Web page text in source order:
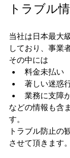
トラブル
当社は日本最大
しており、事業
その中には
料金未払い
著しい迷惑
業務に支障
などの情報も含
す。
トラブル防止の
させて頂きます。